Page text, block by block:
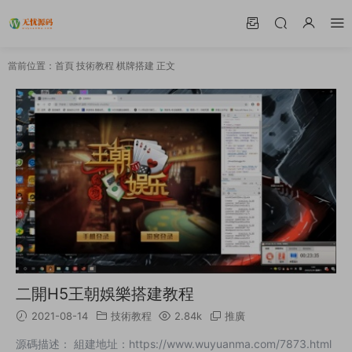
當前位置： 首頁 技術教程 棋牌搭建 正文
二開H5王朝娛樂搭建教程
2021-08-14 技術教程 2.84k 推廣
源碼描述： 組建地址：https://www.wuyuanma.com/7873.html